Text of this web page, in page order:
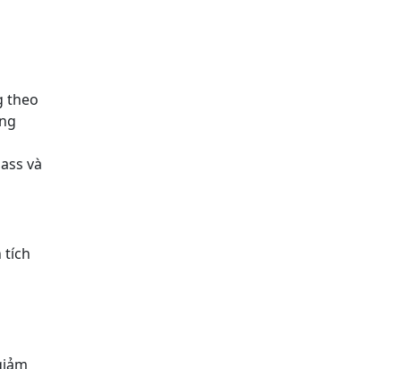
theo
và
tích